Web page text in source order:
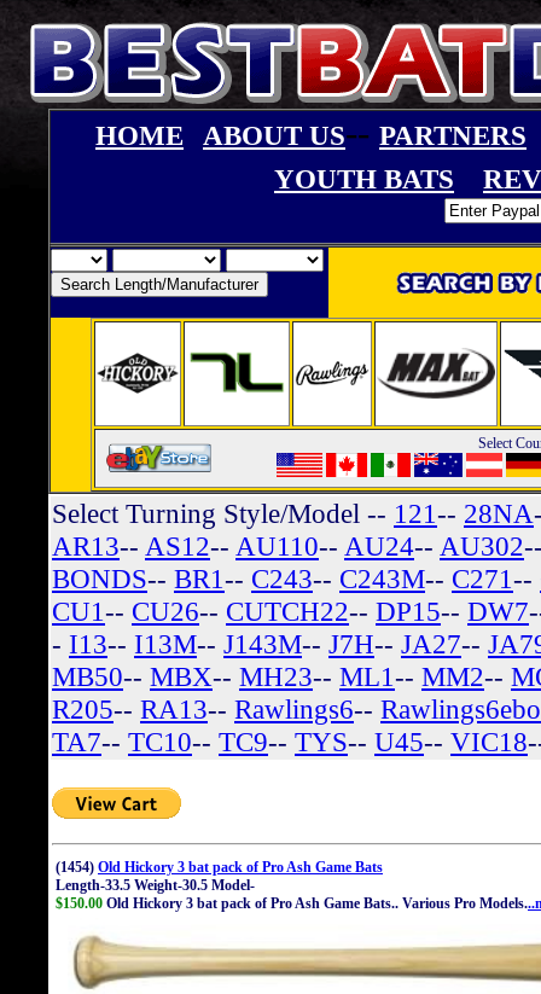
HOME ABOUT US-- PARTNERS
YOUTH BATS
Select
Select Turning Style/Model -- 121-- 28NA
AR13-- AS12-- AU110-- AU24-- AU302
BONDS-- BR1-- C243-- C243M-- C271--
CU1-- CU26-- CUTCH22-- DP15-- DW7
- I13-- I13M-- J143M-- J7H-- JA27--
MB50-- MBX-- MH23-- ML1-- MM2--
R205-- RA13-- Rawlings6--
TA7-- TC10-- TC9-- TYS-- U45-- VIC18
(1454) Old Hickory 3 bat pack of Pro Ash Game Bats
Length-33.5 Weight-30.5 Model-
$150.00 Old Hickory 3 bat pack of Pro Ash Game Bats.. Various Pro Models.